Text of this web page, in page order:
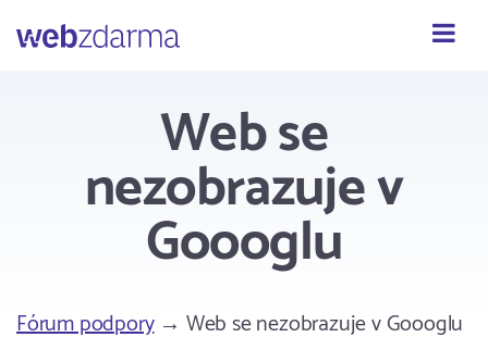
Webzdarma
Web se
nezobrazuje v
Goooglu
Fórum podpory→ Web se nezobrazuje v Goooglu